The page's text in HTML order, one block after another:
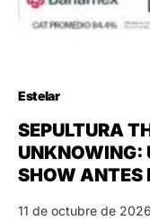
Estelar
SEPULTURA
UNKNOWING:
SHOW ANTES
11 de octubre de